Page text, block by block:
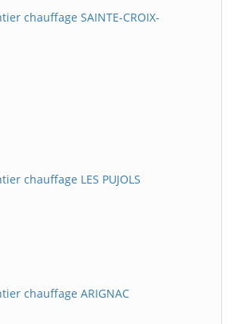
chauffage SAINTE-CROIX-
chauffage LES PUJOLS
chauffage ARIGNAC